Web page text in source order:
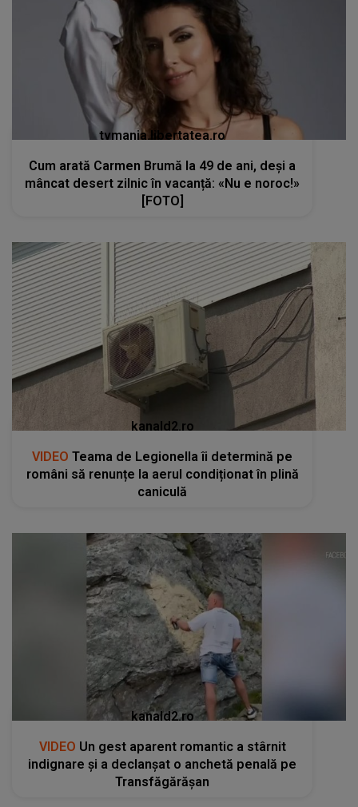
tvmania.libertatea.ro
Cum arată Carmen Brumă la 49 de ani, deși a
mâncat desert zilnic în vacanță: «Nu e noroc!»
[FOTO]
kanald2.ro
VIDEO Teama de Legionella îi determină pe
români să renunțe la aerul condiționat în plină
caniculă
kanald2.ro
VIDEO Un gest aparent romantic a stârnit
indignare și a declanșat o anchetă penală pe
Transfăgărășan